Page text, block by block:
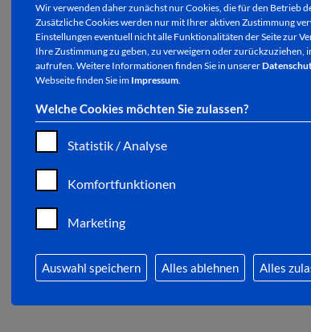
Wir verwenden daher zunächst nur Cookies, die für den Betrieb
Zusätzliche Cookies werden nur mit Ihrer aktiven Zustimmung
Einstellungen eventuell nicht alle Funktionalitäten der Seite zur
Ihre Zustimmung zu geben, zu verweigern oder zurückzuziehen,
aufrufen. Weitere Informationen finden Sie in unserer
Webseite finden Sie im Impressum.
Welche Cookies möchten Sie zulassen?
Statistik / Analyse
Komfortfunktionen
Marketing
Auswahl speichern Alles ablehnen Alles
30.07.2026
Künstlerische
Ausstellung „beflügelt“ in